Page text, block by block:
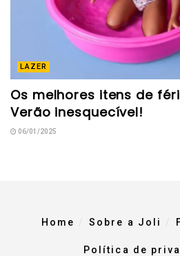
LAZER
Os melhores itens de
Verão inesquecível!
06/01/2025
Home Sobre a Joli
Política de